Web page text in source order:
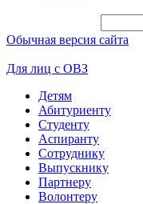
Обычная версия сайта
Для лиц с ОВЗ
Детям
Абитуриенту
Студенту
Аспиранту
Сотруднику
Выпускнику
Партнеру
Волонтеру